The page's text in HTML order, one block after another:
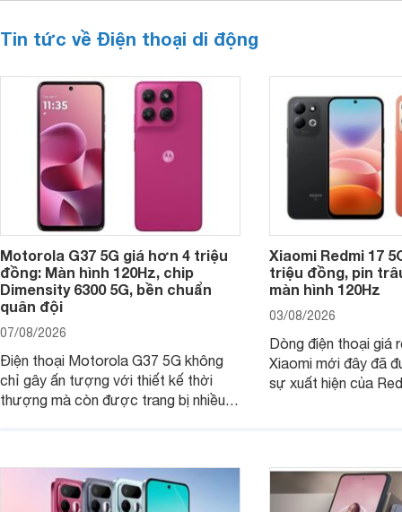
Tin tức về Điện thoại di động
Motorola G37 5G giá hơn 4 triệu
đồng: Màn hình 120Hz, chip
Dimensity 6300 5G, bền chuẩn
quân đội
07/08/2026
Điện thoại Motorola G37 5G không
chỉ gây ấn tượng với thiết kế thời
thượng mà còn được trang bị nhiều
Xiaomi Redmi 17
triệu đồng, pin
màn hình 120Hz
03/08/2026
Dòng điện thoại giá
Xiaomi mới đây đã
sự xuất hiện của